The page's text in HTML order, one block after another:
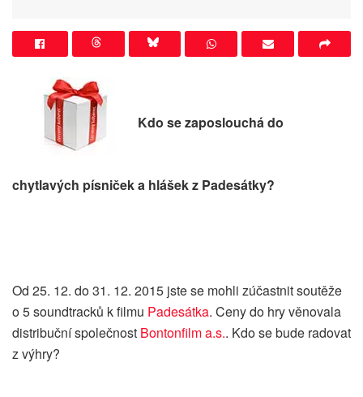
Kdo se zaposlouchá do
chytlavých písniček a hlášek z Padesátky?
Od 25. 12. do 31. 12. 2015 jste se mohli zúčastnit soutěže
o 5 soundtracků k filmu Padesátka. Ceny do hry věnovala
distribuční společnost Bontonfilm a.s.. Kdo se bude radovat
z výhry?